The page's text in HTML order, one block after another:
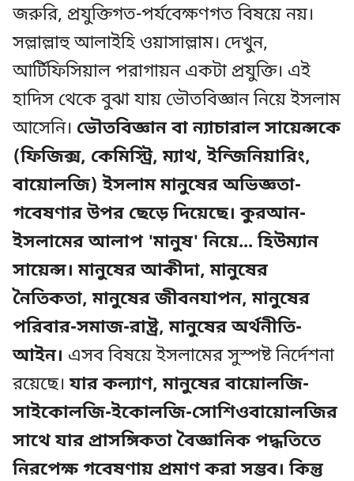
জরুরি, প্রযুক্তিগত-পর্যবেক্ষণগত বিষয়ে নয়।
সল্লাল্লাহু আলাইহি ওয়াসাল্লাম। দেখুন,
আর্টিফিসিয়াল পরাগায়ন একটা প্রযুক্তি। এই
হাদিস থেকে বুঝা যায় ভৌতবিজ্ঞান নিয়ে ইসলাম
আসেনি। ভৌতবিজ্ঞান বা ন্যাচারাল সায়েন্সকে
(ফিজিক্স, কেমিস্ট্রি, ম্যাথ, ইন্জিনিয়ারিং,
বায়োলজি) ইসলাম মানুষের অভিজ্ঞতা-
গবেষণার উপর ছেড়ে দিয়েছে। কুরআন-
ইসলামের আলাপ 'মানুষ' নিয়ে... হিউম্যান
সায়েন্স। মানুষের আকীদা, মানুষের
নৈতিকতা, মানুষের জীবনযাপন, মানুষের
পরিবার-সমাজ-রাষ্ট্র, মানুষের অর্থনীতি-
আইন। এসব বিষয়ে ইসলামের সুস্পষ্ট নির্দেশনা
রয়েছে।যার কল্যাণ, মানুষের বায়োলজি-
সাইকোলজি-ইকোলজি-সোশিওবায়োলজির
সাথে যার প্রাসঙ্গিকতা বৈজ্ঞানিক পদ্ধতিতে
নিরপেক্ষ গবেষণায় প্রমাণ করা সম্ভব। কিন্তু